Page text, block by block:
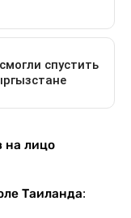
на лицо
Таиланда: